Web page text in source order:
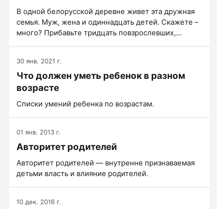
В одной белорусской деревне живет эта дружная
семья. Муж, жена и одиннадцать детей. Скажете –
много? Прибавьте тридцать повзрослевших,
(которых уже два десятка). Мама радуется этим
маленьким хулиганам, не разделяя – «от родных»
или «от приемных».
30 янв. 2021 г.
Что должен уметь ребенок в разном
возрасте
Списки умений ребенка по возрастам.
01 янв. 2013 г.
Авторитет родителей
Авторитет родителей — внутренне признаваемая
детьми власть и влияние родителей.
10 дек. 2016 г.